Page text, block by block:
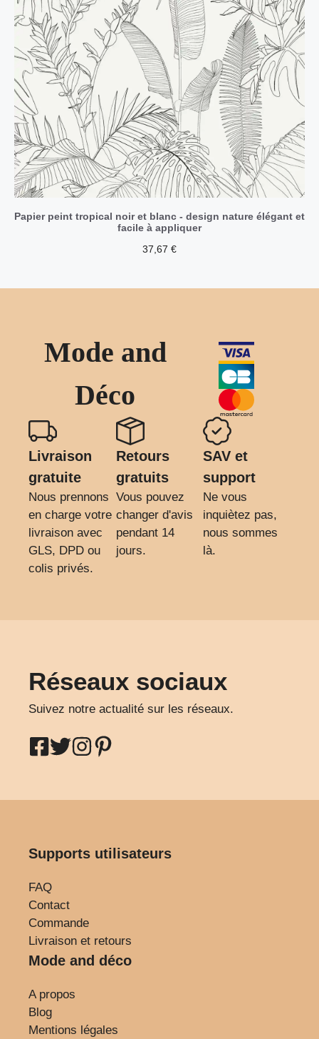
Papier peint tropical noir et blanc - design nature élégant et
facile à appliquer
37,67 €
Mode and
Déco
Livraison
gratuite
Nous prennons
en charge votre
livraison avec
GLS, DPD ou
colis privés.
Retours
gratuits
Vous pouvez
changer d'avis
pendant 14
jours.
SAV et
support
Ne vous
inquiètez pas,
nous sommes
là.
Réseaux sociaux
Suivez notre actualité sur les réseaux.
Supports utilisateurs
FAQ
Contact
Commande
Livraison et retours
Mode and déco
A propos
Blog
Mentions légales